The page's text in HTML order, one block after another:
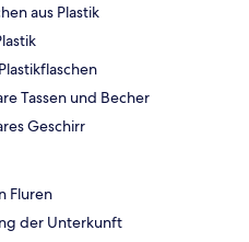
aus Plastik
Tassen und Becher
Geschirr
Fluren
der Unterkunft